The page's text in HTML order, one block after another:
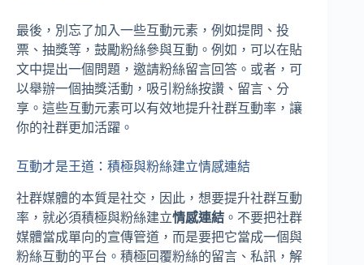
最後，別忘了加入一些互動元素，例如提問、投
票、抽獎等，鼓勵粉絲參與互動。例如，可以在貼
文中提出一個問題，邀請粉絲留言回答。或者，可
以舉辦一個抽獎活動，吸引粉絲按讚、留言、分
享。這些互動元素可以有效地提升社群互動率，讓
你的社群更加活躍。
互動才是王道：積極與粉絲建立情感連結
社群媒體的本質是社交，因此，想要提升社群互動
率，就必須積極與粉絲建立情感連結 。不要把社群
媒體當成單向的宣傳管道，而是要把它當成一個與
粉絲互動的平台。積極回覆粉絲的留言、私訊，解